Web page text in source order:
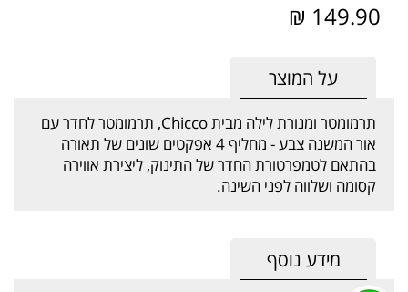
149.90 ₪
על המוצר
תרמומטר ומנורת לילה מבית Chicco, תרמומטר לחדר עם
אור המשנה צבע - מחליף 4 אפקטים שונים של תאורה
בהתאם לטמפרטורת החדר של התינוק, ליצירת אווירה
קסומה ושלווה לפני השינה.
מידע נוסף